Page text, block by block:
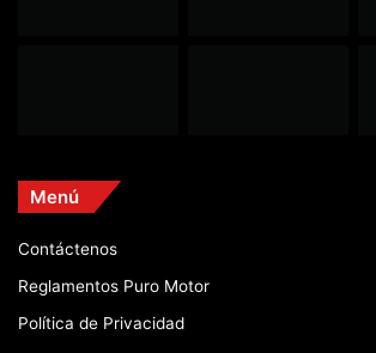
Menú
Contáctenos
Reglamentos Puro Motor
Política de Privacidad